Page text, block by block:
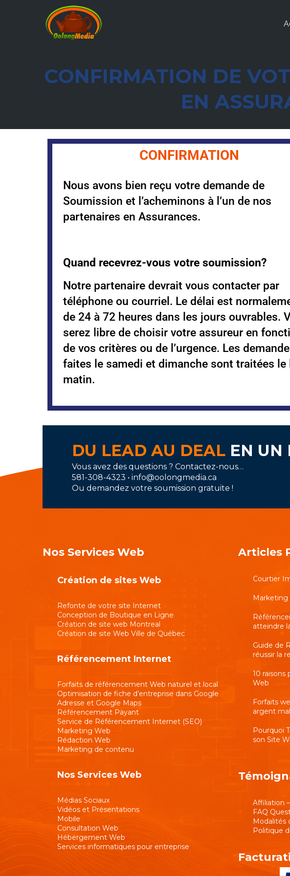
CONFIRMATION DE
EN
CONFIRMATION
Nous avons bien reçu votre demande de
Soumission et l’acheminons à l’un de nos
partenaires en Assurances.
Quand recevrez-vous votre soumission?
Notre partenaire devrait vous contacter par
téléphone ou courriel. Le délai est
de 24 à 72 heures dans les jours ouvrables.
serez libre de choisir votre assureur en
de vos critères ou de l’urgence. Les
faites le samedi et dimanche sont traitées le
matin.
DU LEAD AU DEAL EN UN
Vous avez des questions ? Contactez-nous…
581-308-4323 • info@oolongmedia.ca
Ou demandez votre soumission gratuite !
Nos Services Web
Création de sites Web
Refonte de votre site Internet
Conception de Boutique en Ligne
Création de site web Montreal
Création de site Web Ville de Québec
Référencement Internet
Forfaits de référencement Web naturel et local
Optimisation de fiche d’entreprise dans Google
Adresse et Google Maps
Référencement Payant
Service de Référencement Internet (SEO)
Marketing Web
Rédaction Web
Marketing de contenu
Nos Services Web
Médias Sociaux
Vidéos et Présentations
Mobile
Consultation Web
Hébergement Web
Services informatiques pour entreprise
Articles
Courtier
atteindre
Guide de
réussir la
10
Web
Forfaits
argent
Pourquoi
son Site
Affiliation
FAQ
Modalités
Politique